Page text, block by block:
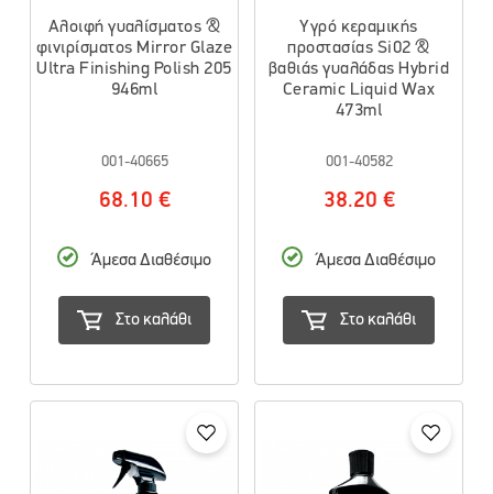
Αλοιφή γυαλίσματος &
φινιρίσματος Mirror Glaze
Ultra Finishing Polish 205
946ml
001-40665
68.10 €
Άμεσα Διαθέσιμο
Στο καλάθι
Υγρό κεραμικής
προστασίας Si02 &
βαθιάς γυαλάδας Hybrid
Ceramic Liquid Wax
473ml
001-40582
38.20 €
Άμεσα Διαθέσιμο
Στο καλάθι